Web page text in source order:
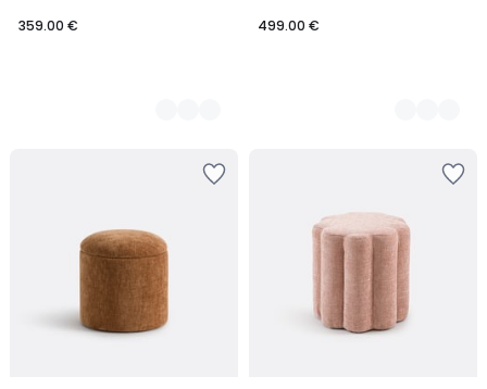
359.00 €
499.00 €